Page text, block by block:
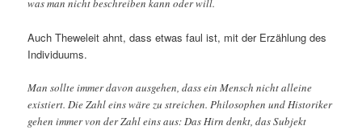
was man nicht beschreiben kann oder will.
Auch Theweleit ahnt, dass etwas faul ist, mit der Erzählung des
Individuums.
Man sollte immer davon ausgehen, dass ein Mensch nicht alleine
existiert. Die Zahl eins wäre zu streichen. Philosophen und Historiker
gehen immer von der Zahl eins aus: Das Hirn denkt, das Subjekt